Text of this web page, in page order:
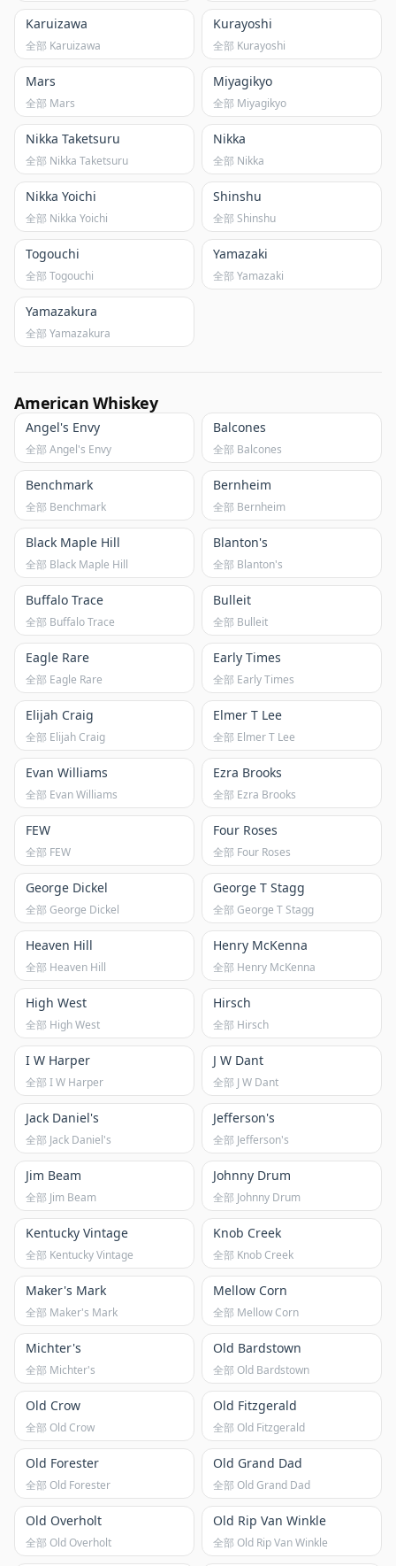
Karuizawa
全部 Karuizawa
Kurayoshi
全部 Kurayoshi
Mars
全部 Mars
Miyagikyo
全部 Miyagikyo
Nikka Taketsuru
全部 Nikka Taketsuru
Nikka
全部 Nikka
Nikka Yoichi
全部 Nikka Yoichi
Shinshu
全部 Shinshu
Togouchi
全部 Togouchi
Yamazaki
全部 Yamazaki
Yamazakura
全部 Yamazakura
American Whiskey
Angel's Envy
全部 Angel's Envy
Balcones
全部 Balcones
Benchmark
全部 Benchmark
Bernheim
全部 Bernheim
Black Maple Hill
全部 Black Maple Hill
Blanton's
全部 Blanton's
Buffalo Trace
全部 Buffalo Trace
Bulleit
全部 Bulleit
Eagle Rare
全部 Eagle Rare
Early Times
全部 Early Times
Elijah Craig
全部 Elijah Craig
Elmer T Lee
全部 Elmer T Lee
Evan Williams
全部 Evan Williams
Ezra Brooks
全部 Ezra Brooks
FEW
全部 FEW
Four Roses
全部 Four Roses
George Dickel
全部 George Dickel
George T Stagg
全部 George T Stagg
Heaven Hill
全部 Heaven Hill
Henry McKenna
全部 Henry McKenna
High West
全部 High West
Hirsch
全部 Hirsch
I W Harper
全部 I W Harper
J W Dant
全部 J W Dant
Jack Daniel's
全部 Jack Daniel's
Jefferson's
全部 Jefferson's
Jim Beam
全部 Jim Beam
Johnny Drum
全部 Johnny Drum
Kentucky Vintage
全部 Kentucky Vintage
Knob Creek
全部 Knob Creek
Maker's Mark
全部 Maker's Mark
Mellow Corn
全部 Mellow Corn
Michter's
全部 Michter's
Old Bardstown
全部 Old Bardstown
Old Crow
全部 Old Crow
Old Fitzgerald
全部 Old Fitzgerald
Old Forester
全部 Old Forester
Old Grand Dad
全部 Old Grand Dad
Old Overholt
全部 Old Overholt
Old Rip Van Winkle
全部 Old Rip Van Winkle